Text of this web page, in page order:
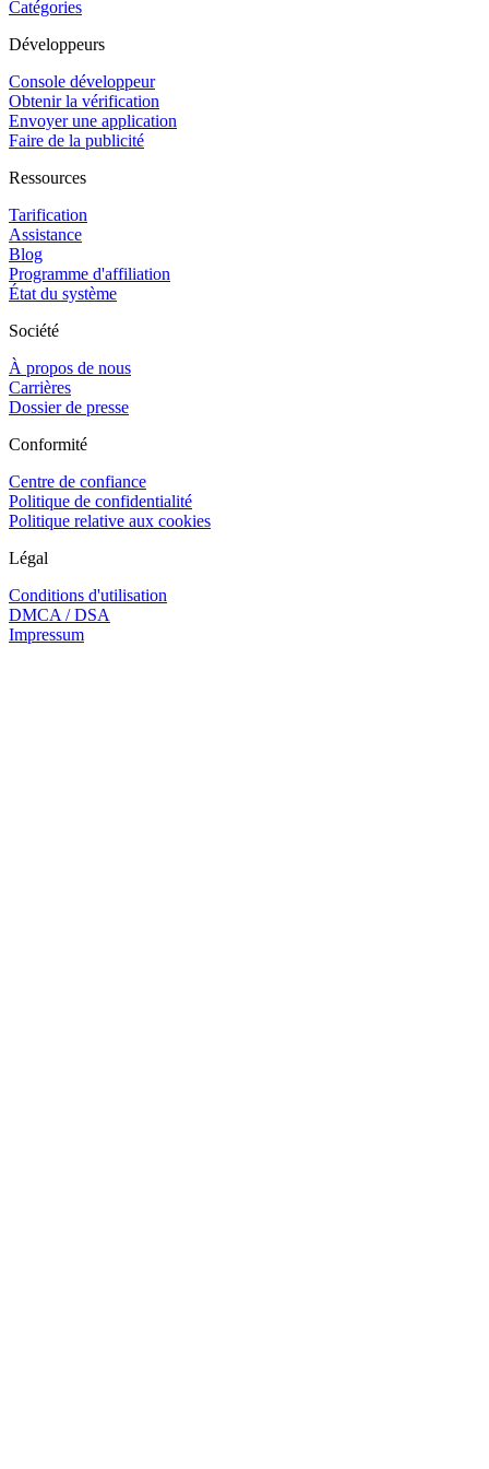
Catégories
Développeurs
Console développeur
Obtenir la vérification
Envoyer une application
Faire de la publicité
Ressources
Tarification
Assistance
Blog
Programme d'affiliation
État du système
Société
À propos de nous
Carrières
Dossier de presse
Conformité
Centre de confiance
Politique de confidentialité
Politique relative aux cookies
Légal
Conditions d'utilisation
DMCA / DSA
Impressum